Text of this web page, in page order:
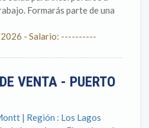
Formarás parte de una
- Salario: ----------
VENTA - PUERTO
| Región : Los Lagos